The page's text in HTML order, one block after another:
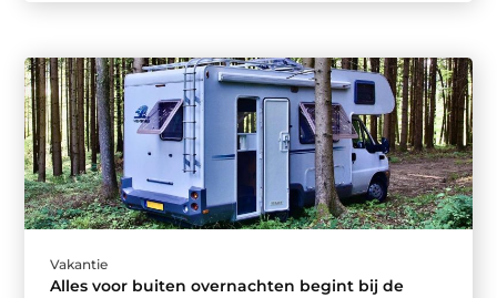
Vakantie
Alles voor buiten overnachten begint bij de